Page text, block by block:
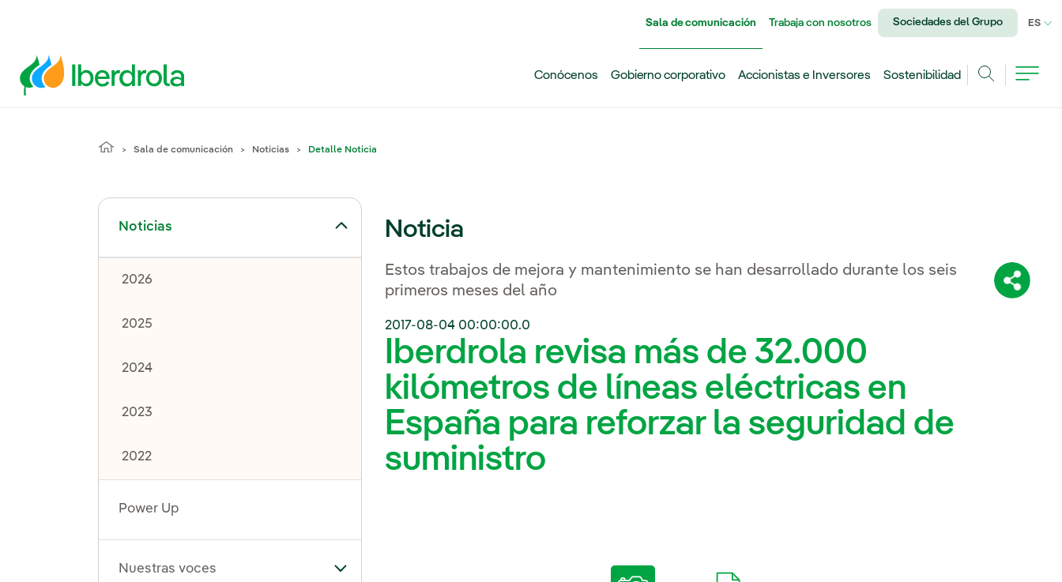
Sala de comunicación Trabaja con nosotros Sociedades del Grupo ES
Conócenos Gobierno corporativo Accionistas e Inversores
Sostenibilidad
Sala de comunicación Noticias Detalle Noticia
Noticias
Alternar el submenú para Noticias
2026
2025
2024
2023
2022
Power Up
Nuestras voces Alternar el submenú para Nuestras voces
Noticia
Estos trabajos de mejora y mantenimiento se han desarrollado durante los seis
primeros meses del año
2017-08-04 00:00:00.0
Iberdrola revisa más de 32.000
kilómetros de líneas eléctricas en
España para reforzar la seguridad de
suministro